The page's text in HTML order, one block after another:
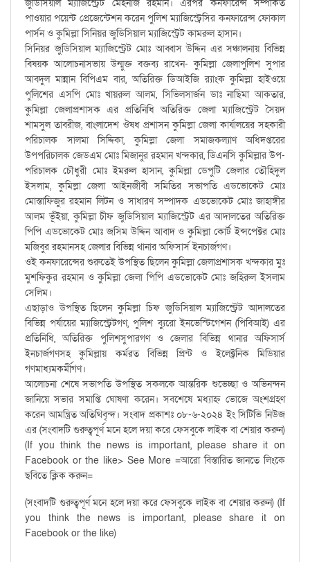
জুডিসিয়াল ম্যাজিস্ট্রেট মেহনাজ রহমান। এরপর কনফারেন্স সম্পর্কিত
পাওয়ার পয়েন্ট প্রেজেন্টেশন করেন পুলিশ ম্যাজিস্ট্রেসির কনফারেন্স ফোকাল
পার্সন ও কুমিল্লা সিনিয়র জুডিসিয়াল ম্যাজিস্ট্রেট কামরুল হাসান।
সিনিয়র জুডিসিয়াল ম্যাজিস্ট্রেট মোঃ আব্বাস উদ্দিন এর সঞ্চালনায় বিভিন্ন
বিষয়ক আলোচনাসভায় উন্মুক্ত বক্তব্য রাখেন- কুমিল্লা জেলাপুলিশ সুপার
আবদুল মান্নান বিপিএম বার, অতিরিক্ত ডিআইজি র‍্যাংক কুমিল্লা হাইওয়ে
পুলিশের এসপি মোঃ খায়রুল আলম, সিভিলসার্জন ডাঃ নাছিমা আকতার,
কুমিল্লা জেলাপ্রশাসক এর প্রতিনিধি অতিরিক্ত জেলা ম্যাজিস্ট্রেট সৈয়দ
শামসুল তাবরীজ, বাংলাদেশ ঔষধ প্রশাসন কুমিল্লা জেলা কার্যালয়ের সহকারী
পরিচালক সালমা সিদ্দিকা, কুমিল্লা জেলা সমাজকল্যাণ অধিদপ্তরের
উপপরিচালক জেডএম মোঃ মিজানুর রহমান খন্দকার, ডিএনসি কুমিল্লার উপ-
পরিচালক চৌধুরী মোঃ ইমরুল হাসান, কুমিল্লা ডেপুটি জেলার তৌহিদুল
ইসলাম, কুমিল্লা জেলা আইনজীবী সমিতির সভাপতি এডভোকেট মোঃ
মোস্তাফিজুর রহমান লিটন ও সাধারণ সম্পাদক এডভোকেট মোঃ জাহাঙ্গীর
আলম ভূঁইয়া, কুমিল্লা চীফ জুডিসিয়াল ম্যাজিস্ট্রেট এর আদালতের অতিরিক্ত
পিপি এডভোকেট মোঃ জসিম উদ্দিন আবাদ ও কুমিল্লা কোর্ট ইন্সপেক্টর মোঃ
মজিবুর রহমানসহ জেলার বিভিন্ন থানার অফিসার্স ইনচার্জগণ।
ওই কনফারেন্সের শুরুতেই উপস্থিত ছিলেন কুমিল্লা জেলাপ্রশাসক খন্দকার মুঃ
মুশফিকুর রহমান ও কুমিল্লা জেলা পিপি এডভোকেট মোঃ জহিরুল ইসলাম
সেলিম।
এছাড়াও উপস্থিত ছিলেন কুমিল্লা চিফ জুডিসিয়াল ম্যাজিস্ট্রেট আদালতের
বিভিন্ন পর্যায়ের ম্যাজিস্ট্রেটগণ, পুলিশ ব্যুরো ইনভেস্টিগেশন (পিবিআই) এর
প্রতিনিধি, অতিরিক্ত পুলিশসুপারগণ ও জেলার বিভিন্ন থানার অফিসার্স
ইনচার্জগণসহ কুমিল্লায় কর্মরত বিভিন্ন প্রিন্ট ও ইলেক্ট্রনিক মিডিয়ার
গণমাধ্যমকর্মীগণ।
আলোচনা শেষে সভাপতি উপস্থিত সকলকে আন্তরিক শুভেচ্ছা ও অভিনন্দন
জানিয়ে সভার সমাপ্তি ঘোষণা করেন। সবশেষে মধ্যাহ্ন ভোজে অংশগ্রহণ
করেন আমন্ত্রিত অতিথিবৃন্দ। সংবাদ প্রকাশঃ ০৮-৬-২০২৪ ইং সিটিভি নিউজ
এর (সংবাদটি গুরুত্বপূর্ণ মনে হলে দয়া করে ফেসবুকে লাইক বা শেয়ার করুন)
(If you think the news is important, please share it on
Facebook or the like> See More =আরো বিস্তারিত জানতে লিংকে
ছবিতে ক্লিক করুন=
(সংবাদটি গুরুত্বপূর্ণ মনে হলে দয়া করে ফেসবুকে লাইক বা শেয়ার করুন) (If
you think the news is important, please share it on
Facebook or the like)